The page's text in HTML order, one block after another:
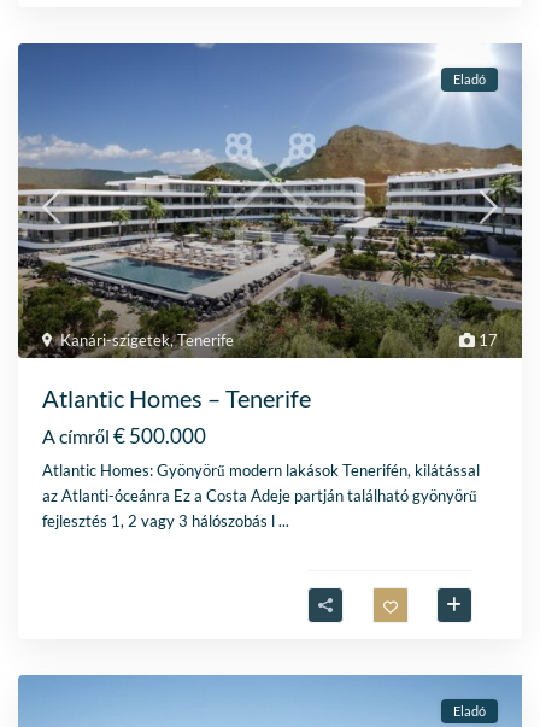
17
Kanári-szigetek,Tenerife
Eladó
Atlantic Homes – Tenerife
A címről € 500.000
Atlantic Homes: Gyönyörű modern lakások Tenerifén, kilátással
az Atlanti-óceánra Ez a Costa Adeje partján található gyönyörű
fejlesztés 1, 2 vagy 3 hálószobás l...
Eladó